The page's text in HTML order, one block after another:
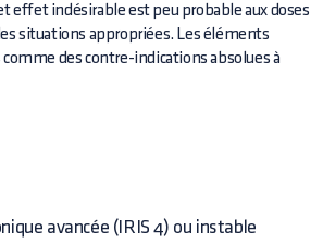
effet indésirable est peu probable aux doses
situations appropriées. Les éléments
des contre-indications absolues à
avancée (IRIS 4) ou instable